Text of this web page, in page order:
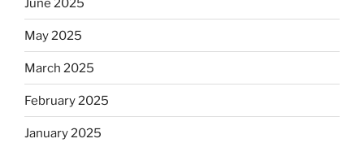
June 2025
May 2025
March 2025
February 2025
January 2025